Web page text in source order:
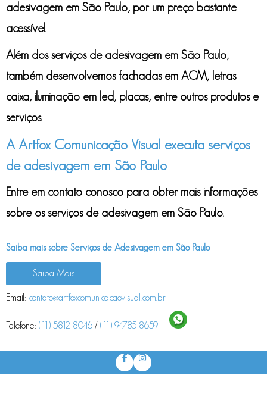
adesivagem em São Paulo, por um preço bastante
acessível.
Além dosserviços de adesivagem em São Paulo,
também desenvolvemos fachadas em ACM, letras
caixa, iluminação em led, placas, entre outros produtos e
serviços.
A Artfox Comunicação Visual executa serviços
de adesivagem em São Paulo
Entre em contato conosco para obter mais informações
sobre osserviços de adesivagem em São Paulo.
Saiba mais sobre Serviços de Adesivagem em São Paulo
Saiba Mais
Email: contato@artfoxcomunicacaovisual.com.br
Telefone: (11) 5812-8046 / (11) 94785-8659